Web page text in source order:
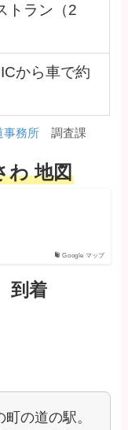
トラン（2
から車で約
務所調査課
わ 地図
Google マップ
到着
の道の駅。